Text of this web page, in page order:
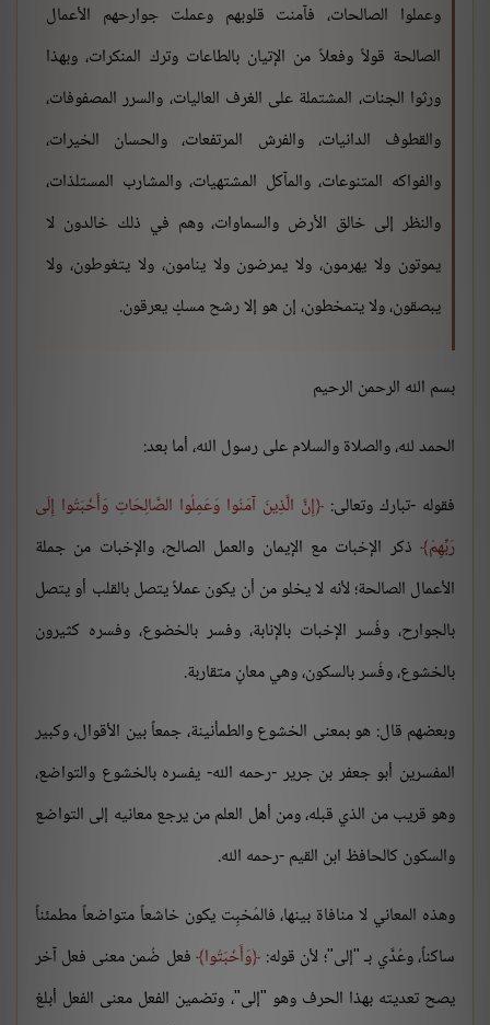
وعملوا الصالحات، فآمنت قلوبهم وعملت جوارحهم الأعمال
الصالحة قولاً وفعلاً من الإتيان بالطاعات وترك المنكرات، وبهذا
ورثوا الجنات، المشتملة على الغرف العاليات، والسرر المصفوفات،
والقطوف الدانيات، والفرش المرتفعات، والحسان الخيرات،
والفواكه المتنوعات، والمآكل المشتهيات، والمشارب المستلذات،
والنظر إلى خالق الأرض والسماوات، وهم في ذلك خالدون لا
يموتون ولا يهرمون، ولا يمرضون ولا ينامون، ولا يتغوطون، ولا
يبصقون، ولا يتمخطون، إن هو إلا رشح مسكٍ يعرقون.
بسم الله الرحمن الرحيم
الحمد لله، والصلاة والسلام على رسول الله، أما بعد:
فقوله -تبارك وتعالى: إِنَّ الَّذِينَ آمَنُوا وَعَمِلُوا الصَّالِحَاتِ وَأَخْبَتُوا إِلَى
رَبِّهِمْ
ذكر الإخبات مع الإيمان والعمل الصالح، والإخبات من جملة
الأعمال الصالحة؛ لأنه لا يخلو من أن يكون عملاً يتصل بالقلب أو يتصل
بالجوارح، وفُسر الإخبات بالإنابة، وفسر بالخضوع، وفسره كثيرون
بالخشوع، وفُسر بالسكون، وهي معانٍ متقاربة.
وبعضهم قال: هو بمعنى الخشوع والطمأنينة، جمعاً بين الأقوال، وكبير
المفسرين أبو جعفر بن جرير -رحمه الله- يفسره بالخشوع والتواضع،
وهو قريب من الذي قبله، ومن أهل العلم من يرجع معانيه إلى التواضع
والسكون كالحافظ ابن القيم -رحمه الله.
وهذه المعاني لا منافاة بينها، فالمُخبِت يكون خاشعاً متواضعاً مطمئناً
ساكناً، وعُدَّي بـ "إلى"؛ لأن قوله: وَأَخْبَتُوا فعل ضُمن معنى فعل آخر
يصح تعديته بهذا الحرف وهو "إلى"، وتضمين الفعل معنى الفعل أبلغ